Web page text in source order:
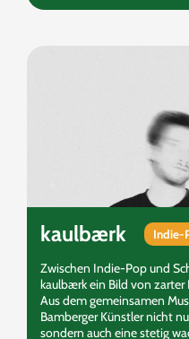
kaulbærk Indie-
Zwischen Indie-Pop und
kaulbærk ein Bild von zarter
Aus dem gemeinsamen
Bamberger Künstler nicht
sondern auch eine stetig